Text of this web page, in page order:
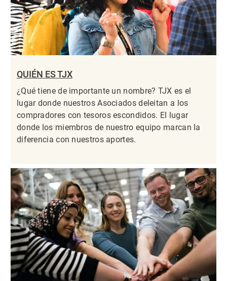
QUIÉN ES TJX
¿Qué tiene de importante un nombre? TJX es el
lugar donde nuestros Asociados deleitan a los
compradores con tesoros escondidos. El lugar
donde los miembros de nuestro equipo marcan la
diferencia con nuestros aportes.